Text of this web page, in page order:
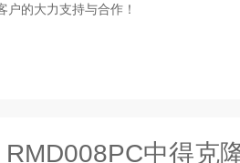
户的大力支持与合作！
RMD008PC中得克